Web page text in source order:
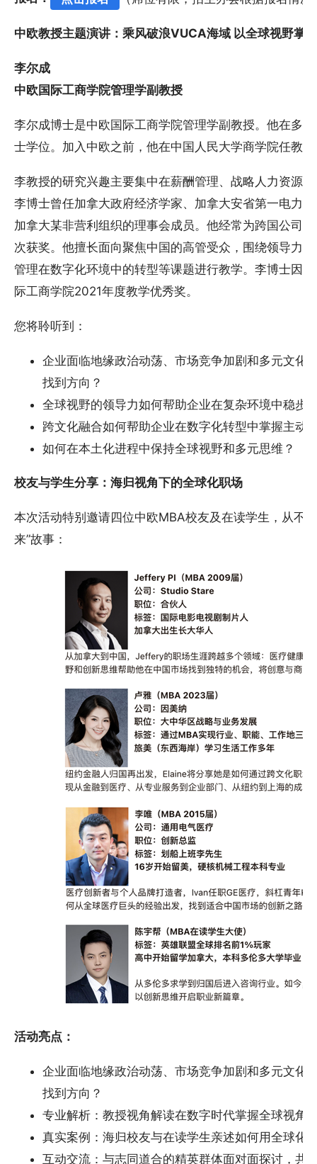
中欧教授主题演讲：乘风破浪VUCA海域 以全球视野掌
李尔成
中欧国际工商学院管理学副教授
李尔成博士是中欧国际工商学院管理学副教授。他在多
士学位。加入中欧之前，他在中国人民大学商学院任教
李教授的研究兴趣主要集中在薪酬管理、战略人力资源
李博士曾任加拿大政府经济学家、加拿大安省第一电力
加拿大某非营利组织的理事会成员。他经常为跨国公司
次获奖。他擅长面向聚焦中国的高管受众，围绕领导力
管理在数字化环境中的转型等课题进行教学。李博士因
际工商学院2021年度教学优秀奖。
您将聆听到：
企业面临地缘政治动荡、市场竞争加剧和多元文化
找到方向？
全球视野的领导力如何帮助企业在复杂环境中稳步
跨文化融合如何帮助企业在数字化转型中掌握主动
如何在本土化进程中保持全球视野和多元思维？
校友与学生分享：海归视角下的全球化职场
本次活动特别邀请四位中欧MBA校友及在读学生，从不
来”故事：
活动亮点：
企业面临地缘政治动荡、市场竞争加剧和多元文化
找到方向？
专业解析：教授视角解读在数字时代掌握全球视角
真实案例：海归校友与在读学生亲述如何用全球化
互动交流：与志同道合的精英群体面对面探讨，共